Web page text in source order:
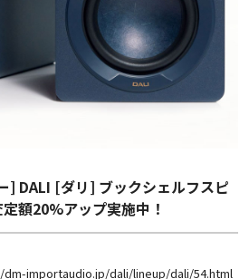
] DALI [ダリ] ブックシェルフスピ
額20%アップ実施中！
importaudio.jp/dali/lineup/dali/54.html